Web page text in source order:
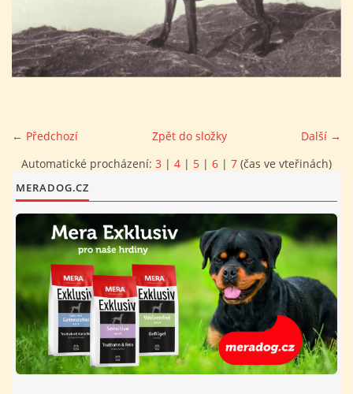
KONTAKTY KK
FOTOALBUM
O NÁS - HISTORIE A SOUČASNOST
AVZO TSČ ČR CHRUDIM P.S.
VÝBOR KK
← Předchozí Další →
Zpět do složky
Automatické procházení: 3 | 4 | 5 | 6 | 7 (čas ve vteřinách)
MERADOG.CZ